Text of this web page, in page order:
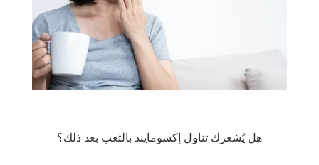
هل يُشعرك تناول إكسومايند بالتعب بعد ذلك؟